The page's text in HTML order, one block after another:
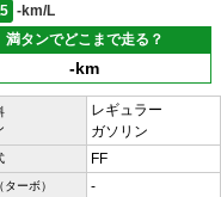
-km/L
満タンでどこまで走る？
-km
レギュラー
ガソリン
FF
ーボ） -